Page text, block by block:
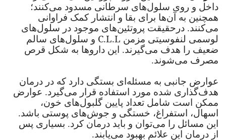
داخل و روی سلول‌های سرطانی مسدود می‌کنند؛
همچنین به آن‌ها برای بقا و انتشار کمک فراوانی
می‌کنند. درحقیقت پروتئین‌های موجود در سلول‌های
لوسمی لنفوسیتی مزمن C.L.L و سلول‌های سالم
ضعیف را هدف‌ می‌گیرند. این دارو‌ها به شکل قرص
مصرف می‌شوند.
عوارض جانبی به مسئله‌ای بستگی دارد که در درمان
هدف‌گذاری شده مورد استفاده قرار می‌گیرد. عوارض
ممکن است شامل تعداد پایین گلبول‌های خون،
اسهال، استفراغ، خستگی و جوش‌های پوستی باشد.
این مسائل را می‌توان و باید درمان کرد. بسیاری پس
از درمان این علائم بهبود می‌یابند.